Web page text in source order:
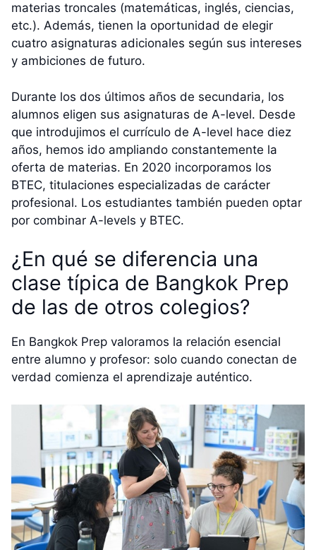
materias troncales (matemáticas, inglés, ciencias,
etc.). Además, tienen la oportunidad de elegir
cuatro asignaturas adicionales según sus intereses
y ambiciones de futuro.
Durante los dos últimos años de secundaria, los
alumnos eligen sus asignaturas de A-level. Desde
que introdujimos el currículo de A-level hace diez
años, hemos ido ampliando constantemente la
oferta de materias. En 2020 incorporamos los
BTEC, titulaciones especializadas de carácter
profesional. Los estudiantes también pueden optar
por combinar A-levels y BTEC.
¿En qué se diferencia una
clase típica de Bangkok Prep
de las de otros colegios?
En Bangkok Prep valoramos la relación esencial
entre alumno y profesor: solo cuando conectan de
verdad comienza el aprendizaje auténtico.